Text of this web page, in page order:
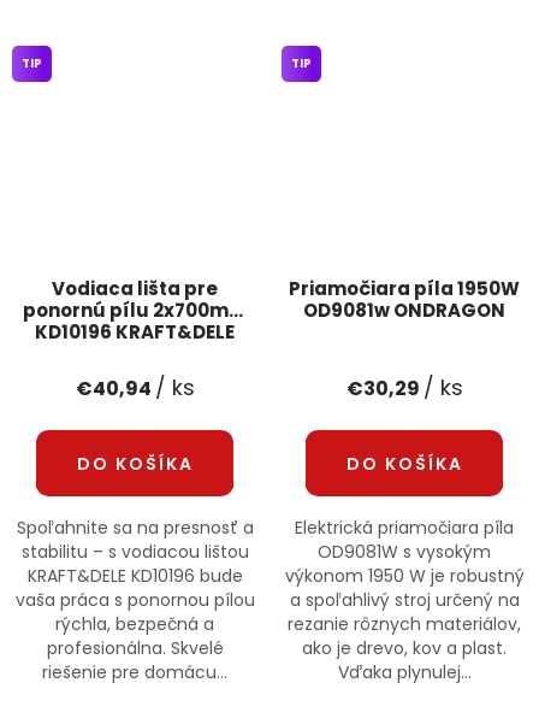
Vodiaca lišta pre
ponornú pílu 2x700mm
KD10196 KRAFT&DELE
TIP
€40,94 / ks
DO KOŠÍKA
Spoľahnite sa na presnosť a
stabilitu – s vodiacou lištou
KRAFT&DELE KD10196 bude
vaša práca s ponornou pílou
rýchla, bezpečná a
profesionálna. Skvelé
riešenie pre domácu...
Priamočiara píla 1950W
OD9081w ONDRAGON
TIP
€30,29 / ks
DO KOŠÍKA
Elektrická priamočiara píla
OD9081W s vysokým
výkonom 1950 W je robustný
a spoľahlivý stroj určený na
rezanie rôznych materiálov,
ako je drevo, kov a plast.
Vďaka plynulej...